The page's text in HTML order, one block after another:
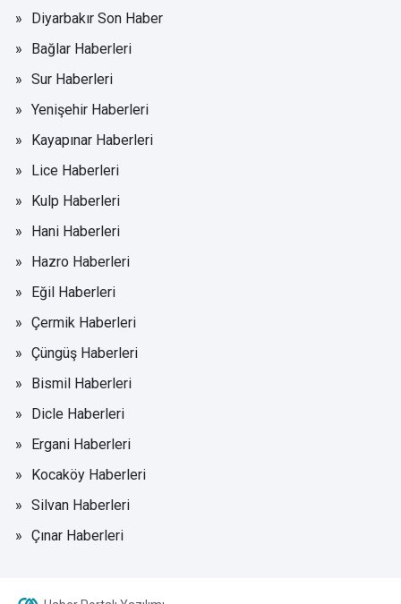
Diyarbakır Son Haber
Bağlar Haberleri
Sur Haberleri
Yenişehir Haberleri
Kayapınar Haberleri
Lice Haberleri
Kulp Haberleri
Hani Haberleri
Hazro Haberleri
Eğil Haberleri
Çermik Haberleri
Çüngüş Haberleri
Bismil Haberleri
Dicle Haberleri
Ergani Haberleri
Kocaköy Haberleri
Silvan Haberleri
Çınar Haberleri